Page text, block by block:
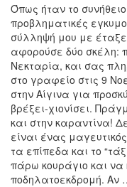
Όπως ήταν το
προβληματικές
σύλληψή μου με έταξε
αφορούσε δύο σκέλη:
Νεκταρία, και σας
στο γραφείο στις 9
στην Αίγινα για
βρέξει-χιονίσει.
και στην καραντίνα!
είναι ένας
τα επίπεδα και το
πάρω κουράγιο και
ποδηλατοεκδρομή. Αν